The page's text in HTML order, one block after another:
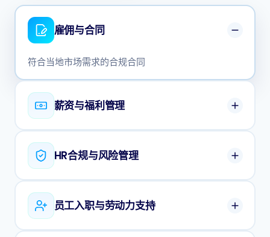
雇佣与合同
符合当地市场需求的合规合同
薪资与福利管理
HR合规与风险管理
员工入职与劳动力支持